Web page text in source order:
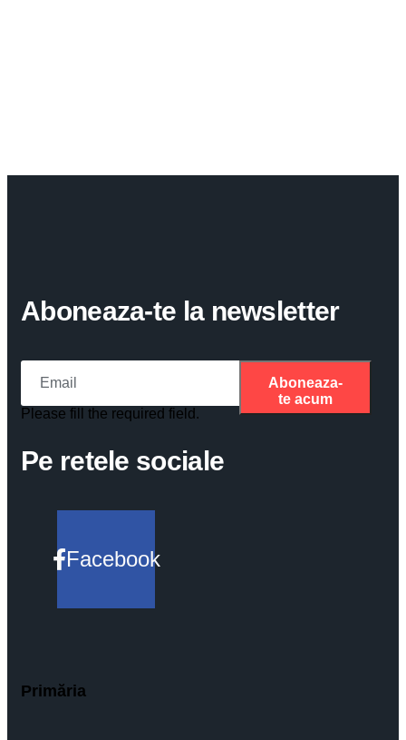
Aboneaza-te la newsletter
Please fill the required field.
Aboneaza-
te acum
Pe retele sociale
Facebook
Primăria